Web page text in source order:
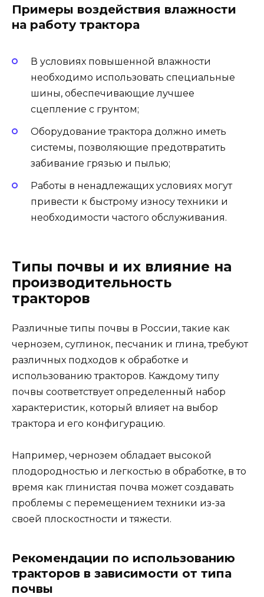
Примеры воздействия влажности
на работу трактора
В условиях повышенной влажности
необходимо использовать специальные
шины, обеспечивающие лучшее
сцепление с грунтом;
Оборудование трактора должно иметь
системы, позволяющие предотвратить
забивание грязью и пылью;
Работы в ненадлежащих условиях могут
привести к быстрому износу техники и
необходимости частого обслуживания.
Типы почвы и их влияние на
производительность
тракторов
Различные типы почвы в России, такие как
чернозем, суглинок, песчаник и глина, требуют
различных подходов к обработке и
использованию тракторов. Каждому типу
почвы соответствует определенный набор
характеристик, который влияет на выбор
трактора и его конфигурацию.
Например, чернозем обладает высокой
плодородностью и легкостью в обработке, в то
время как глинистая почва может создавать
проблемы с перемещением техники из-за
своей плоскостности и тяжести.
Рекомендации по использованию
тракторов в зависимости от типа
почвы